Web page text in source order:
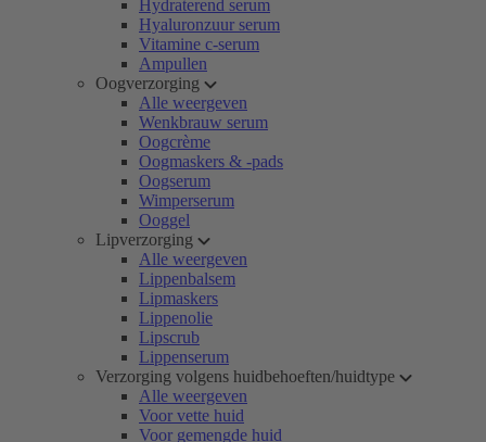
Hydraterend serum
Hyaluronzuur serum
Vitamine c-serum
Ampullen
Oogverzorging
Alle weergeven
Wenkbrauw serum
Oogcrème
Oogmaskers & -pads
Oogserum
Wimperserum
Ooggel
Lipverzorging
Alle weergeven
Lippenbalsem
Lipmaskers
Lippenolie
Lipscrub
Lippenserum
Verzorging volgens huidbehoeften/huidtype
Alle weergeven
Voor vette huid
Voor gemengde huid